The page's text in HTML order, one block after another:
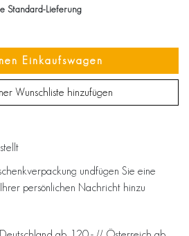
Standard-Lieferung
Einkaufswagen
Wunschliste hinzufügen
undfügen Sie eine
persönlichen Nachricht hinzu